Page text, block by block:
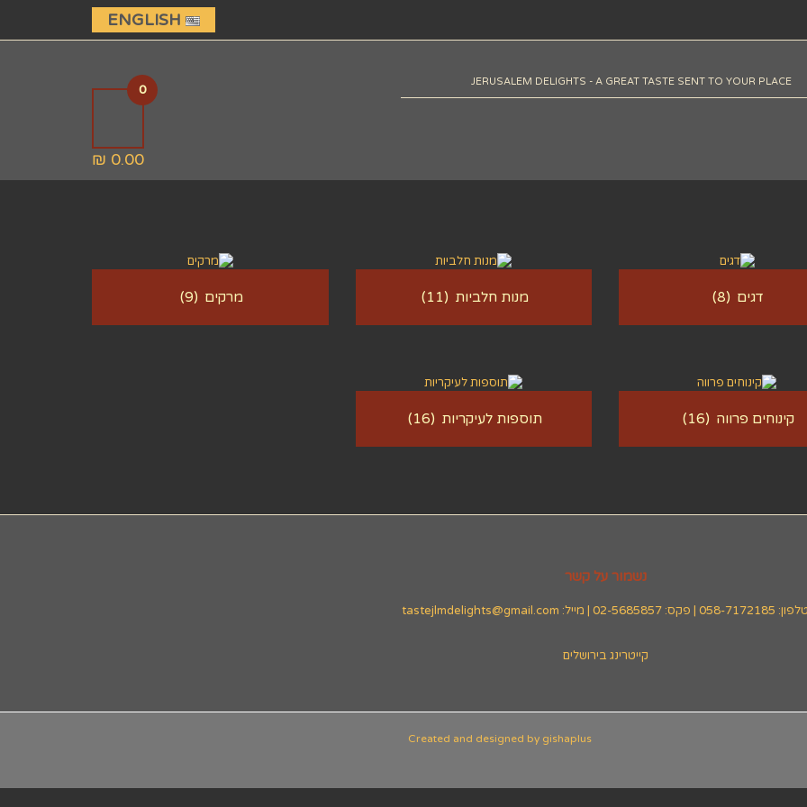
ENGLISH
JERUSALEM DELIGHTS - A GREAT TASTE SENT TO YOUR PLACE
0
0.00 ₪
דגים (8) מנות חלביות (11) מרקים (9)
קינוחים פרווה (16) תוספות לעיקריות (16)
נשמור על קשר
טלפון: 058-7172185 | פקס: 02-5685857 | מייל: tastejlmdelights@gmail.com
קייטרינג בירושלים
Created and designed by gishaplus